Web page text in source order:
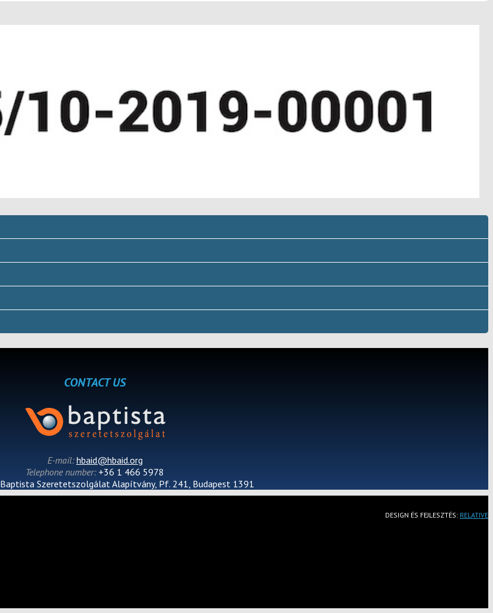
CONTACT US
E-mail:hbaid@hbaid.org
Telephone number: +36 1 466 5978
Baptista Szeretetszolgálat Alapítvány, Pf. 241, Budapest 1391
DESIGN ÉS FEJLESZTÉS: RELATIVE